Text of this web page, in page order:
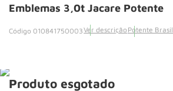
Emblemas 3,0t Jacare Potente
010841750003Ver descrição Potente Brasil
Produto esgotado
Macaco Hidraulico
4º Macaco Jacare